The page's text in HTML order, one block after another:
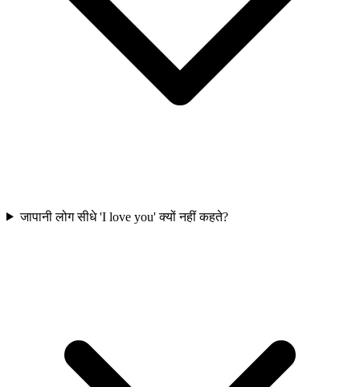
जापानी लोग सीधे 'I love you' क्यों नहीं कहते?